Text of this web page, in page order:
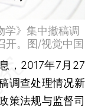
学》集中撤稿调
开。图/视觉中国
，2017年7月27
调查处理情况新
策法规与监督司